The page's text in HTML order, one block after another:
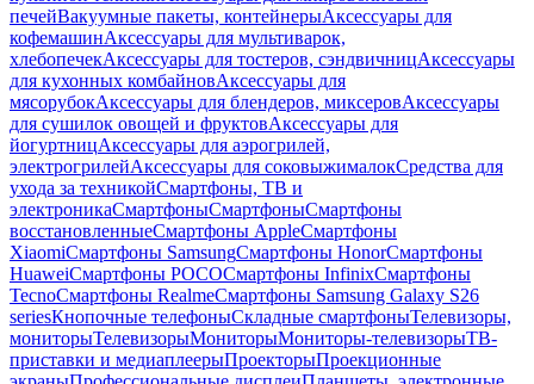
печейВакуумные пакеты, контейнерыАксессуары для
кофемашинАксессуары для мультиварок,
хлебопечекАксессуары для тостеров, сэндвичницАксессуары
для кухонных комбайновАксессуары для
мясорубокАксессуары для блендеров, миксеровАксессуары
для сушилок овощей и фруктовАксессуары для
йогуртницАксессуары для аэрогрилей,
электрогрилейАксессуары для соковыжималокСредства для
ухода за техникойСмартфоны, ТВ и
электроникаСмартфоныСмартфоныСмартфоны
восстановленныеСмартфоны AppleСмартфоны
XiaomiСмартфоны SamsungСмартфоны HonorСмартфоны
HuaweiСмартфоны POCOСмартфоны InfinixСмартфоны
TecnoСмартфоны RealmeСмартфоны Samsung Galaxy S26
seriesКнопочные телефоныСкладные смартфоныТелевизоры,
мониторыТелевизорыМониторыМониторы-телевизорыТВ-
приставки и медиаплеерыПроекторыПроекционные